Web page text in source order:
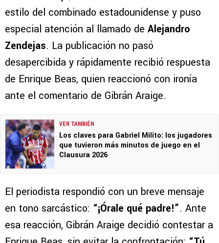
estilo del combinado estadounidense y puso
especial atención al llamado de Alejandro
Zendejas. La publicación no pasó
desapercibida y rápidamente recibió respuesta
de Enrique Beas, quien reaccionó con ironía
ante el comentario de Gibrán Araige.
VER TAMBIÉN
Los claves para Gabriel Milito: los jugadores
que tuvieron más minutos de juego en el
Clausura 2026
El periodista respondió con un breve mensaje
en tono sarcástico: “¡Órale qué padre!”. Ante
esa reacción, Gibrán Araige decidió contestar a